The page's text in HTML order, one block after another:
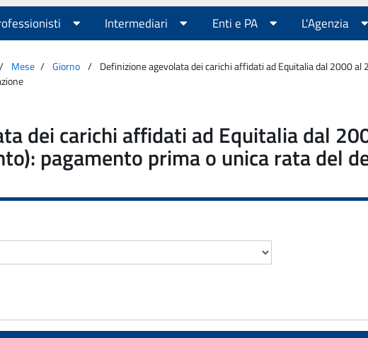
Intermediari Enti e PA L'Agenzia
Mese Giorno
Definizione agevolata dei carichi affidati ad Equitalia dal 2000
dei carichi affidati ad Equitalia dal
pagamento prima o unica rata del